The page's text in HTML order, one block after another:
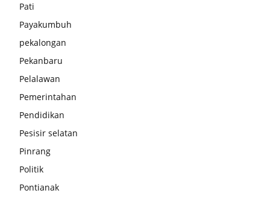
Pati
Payakumbuh
pekalongan
Pekanbaru
Pelalawan
Pemerintahan
Pendidikan
Pesisir selatan
Pinrang
Politik
Pontianak